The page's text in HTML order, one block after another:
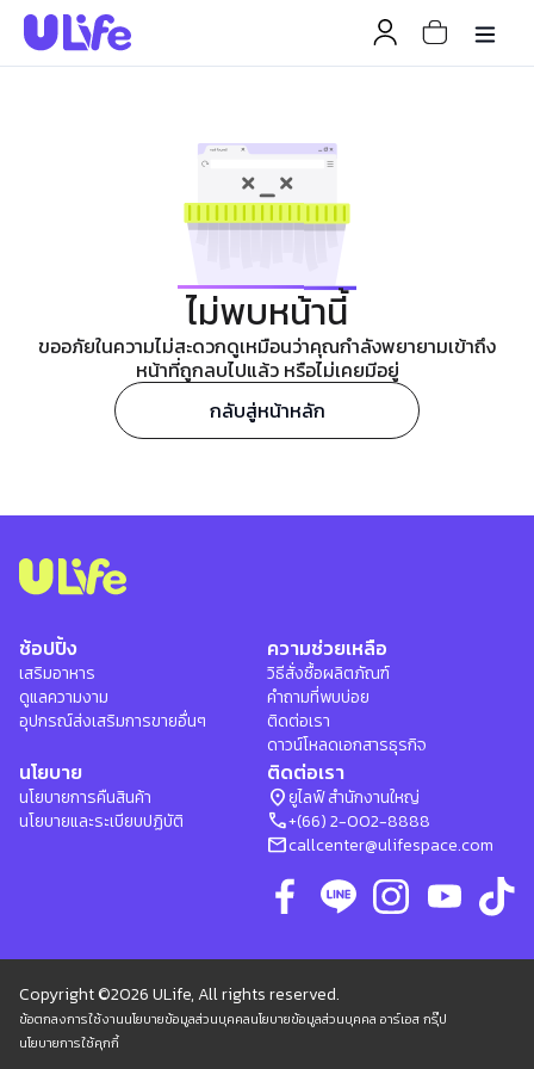
ไม่พบหน้านี้
ขออภัยในความไม่สะดวกดูเหมือนว่าคุณกำลังพยายามเข้าถึง
หน้าที่ถูกลบไปแล้ว หรือไม่เคยมีอยู่
กลับสู่หน้าหลัก
ช้อปปิ้ง
เสริมอาหาร
ดูแลความงาม
อุปกรณ์ส่งเสริมการขายอื่นๆ
ความช่วยเหลือ
วิธีสั่งซื้อผลิตภัณฑ์
คำถามที่พบบ่อย
ติดต่อเรา
ดาวน์โหลดเอกสารธุรกิจ
นโยบาย
นโยบายการคืนสินค้า
นโยบายและระเบียบปฏิบัติ
ติดต่อเรา
location_onยูไลฟ์ สำนักงานใหญ่
phone+(66) 2-002-8888
mailcallcenter@ulifespace.com
Copyright ©2026 ULife, All rights reserved.
ข้อตกลงการใช้งานนโยบายข้อมูลส่วนบุคคลนโยบายข้อมูลส่วนบุคคล อาร์เอส กรุ๊ป
นโยบายการใช้คุกกี้